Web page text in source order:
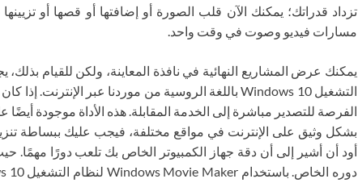
تزداد قدراتك؛ يمكنك الآن قلب الصورة أو إضافتها أو قصها أو
مسارات فيديو وصوت في وقت واحد.
أود أن أشير إلى أن دقة جهاز الكمبيوتر الخاص بك تلعب دورًا مهمًا.